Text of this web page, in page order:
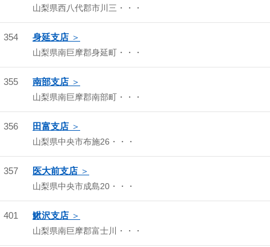
山梨県西八代郡市川三・・・
354 身延支店
山梨県南巨摩郡身延町・・・
355 南部支店
山梨県南巨摩郡南部町・・・
356 田富支店
山梨県中央市布施26・・・
357 医大前支店
山梨県中央市成島20・・・
401 鰍沢支店
山梨県南巨摩郡富士川・・・